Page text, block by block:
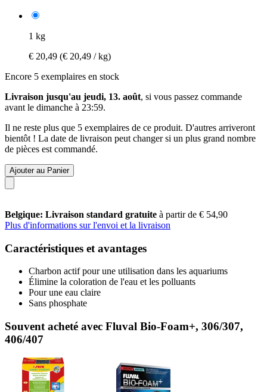
1 kg
€ 20,49 (€ 20,49 / kg)
Encore 5 exemplaires en stock
Livraison jusqu'au jeudi, 13. août, si vous passez commande
avant le dimanche à 23:59.
Il ne reste plus que 5 exemplaires de ce produit. D'autres arriveront
bientôt ! La date de livraison peut changer si un plus grand nombre
de pièces est commandé.
Ajouter au Panier
Belgique: Livraison standard gratuite à partir de € 54,90
Plus d'informations sur l'envoi et la livraison
Caractéristiques et avantages
Charbon actif pour une utilisation dans les aquariums
Élimine la coloration de l'eau et les polluants
Pour une eau claire
Sans phosphate
Souvent acheté avec Fluval Bio-Foam+, 306/307,
406/407